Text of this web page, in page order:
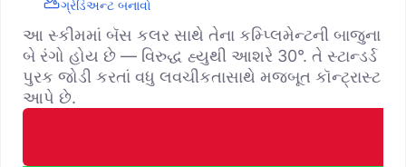
ગ્રેડિઅન્ટ બનાવો
આ સ્કીમમાં બૅસ કલર સાથે તેના કમ્પ્લિમેન્ટની બાજુના
બે રંગો હોય છે — વિરુદ્ધ હ્યુથી આશરે 30°. તે સ્ટાન્ડર્ડ
પુરક જોડી કરતાં વધુ લવચીકતાસાથે મજબૂત કૉન્ટ્રાસ્ટ
આપે છે.